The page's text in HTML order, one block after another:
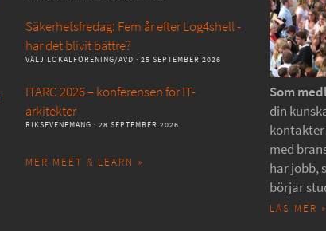
Säkerhetsfredag: Fem år efter Log4shell -
har det blivit bättre?
VÄLJ LOKALFÖRENING/AVD · 25 SEPTEMBER 2026
ITARC 2026 – konferensen för IT-
arkitekter
RIKSEVENEMANG · 28 SEPTEMBER 2026
MER MEET & LEARN »
Som
din
med
har jobb,
börjar
LÄS MER »